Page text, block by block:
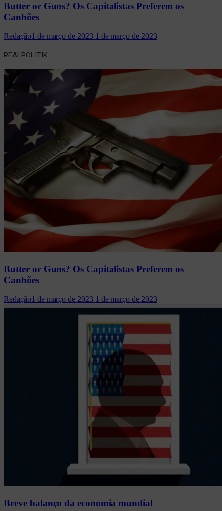
Butter or Guns? Os Capitalistas Preferem os
Canhões
Redação1 de março de 2023 1 de março de 2023
REALPOLITIK
Butter or Guns? Os Capitalistas Preferem os
Canhões
Redação1 de março de 2023 1 de março de 2023
Breve balanço da economia mundial